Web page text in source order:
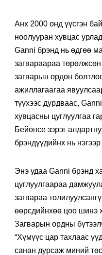
Анх 2000 онд үүсгэн
ноолууран хувцас
Ganni брэнд нь өдгөө
загвараараа
загварын ордон
ажиллагаагаа
түүхээс дурдваас,
хувцасны цуглуулгаа
Бейонсе зэрэг
брэндүүдийнх нь нэгээр
Энэ удаа Ganni брэнд
цуглуулгаараа
загвараа
өөрсдийнхөө цоо шинэ
Загварын ордны
“Хүмүүс цар тахлаас
санан дурсаж миний